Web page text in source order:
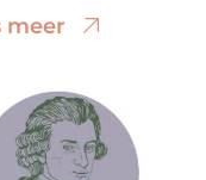
meer